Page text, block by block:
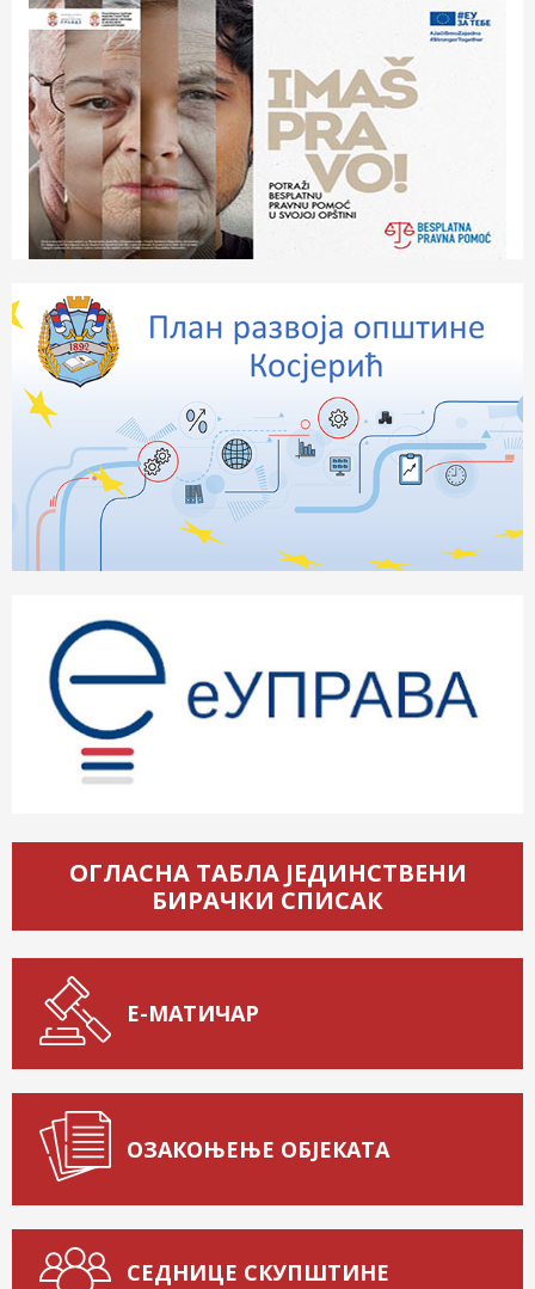
ОГЛАСНА ТАБЛА ЈЕДИНСТВЕНИ
БИРАЧКИ СПИСАК
Е-МАТИЧАР
ОЗАКОЊЕЊЕ ОБЈЕКАТА
СЕДНИЦЕ СКУПШТИНЕ